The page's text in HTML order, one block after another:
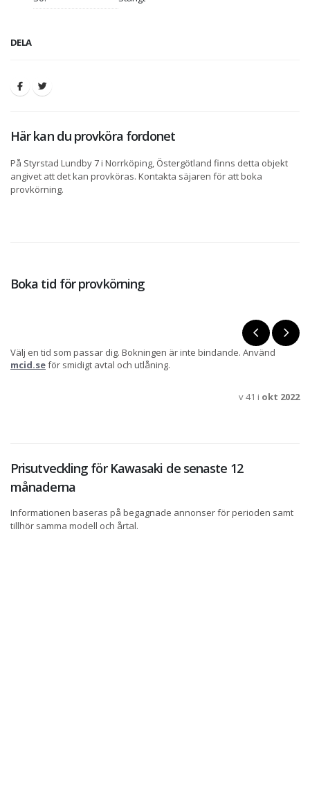
DELA
Här kan du provköra fordonet
På Styrstad Lundby 7 i Norrköping, Östergötland finns detta objekt
angivet att det kan provköras. Kontakta säjaren för att boka
provkörning.
Boka tid för provkörning
Välj en tid som passar dig. Bokningen är inte bindande. Använd
mcid.seför smidigt avtal och utlåning.
v 41 i okt 2022
Prisutveckling för Kawasaki de senaste 12
månaderna
Informationen baseras på begagnade annonser för perioden samt
tillhör samma modell och årtal.